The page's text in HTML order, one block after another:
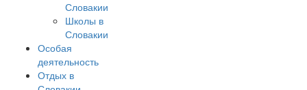
Словакии
Школы в
Словакии
Особая
деятельность
Отдых в